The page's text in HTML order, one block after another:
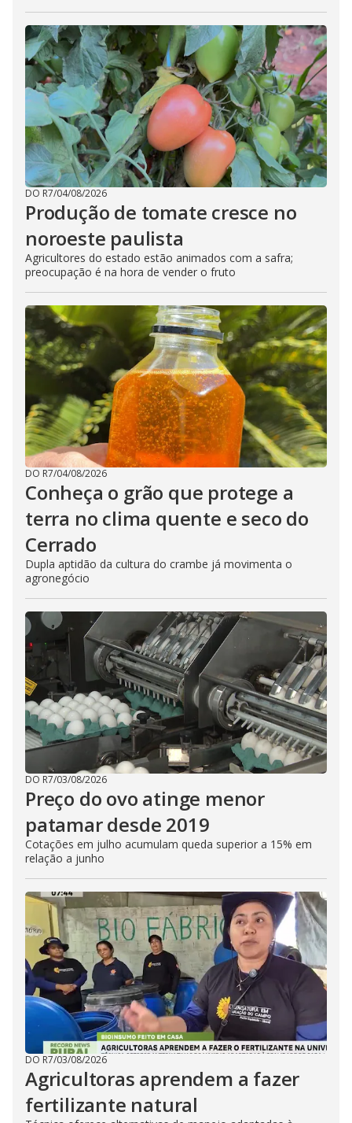
DO R7/04/08/2026
Produção de tomate cresce no
noroeste paulista
Agricultores do estado estão animados com a safra;
preocupação é na hora de vender o fruto
DO R7/04/08/2026
Conheça o grão que protege a
terra no clima quente e seco do
Cerrado
Dupla aptidão da cultura do crambe já movimenta o
agronegócio
DO R7/03/08/2026
Preço do ovo atinge menor
patamar desde 2019
Cotações em julho acumulam queda superior a 15% em
relação a junho
DO R7/03/08/2026
Agricultoras aprendem a fazer
fertilizante natural